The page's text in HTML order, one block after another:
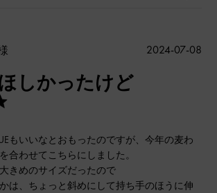
しかったけど
もいいなとおもったのですが、今年の麦わ
合わせてこちらにしました。
きめのサイズだったので
は、ちょっと斜めにして持ち手のほうに伸
公
2024-07-08